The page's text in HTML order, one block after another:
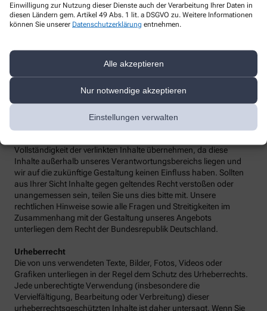
Einwilligung zur Nutzung dieser Dienste auch der Verarbeitung Ihrer Daten in
diesen Ländern gem. Artikel 49 Abs. 1 lit. a DSGVO zu. Weitere Informationen
können Sie unserer Datenschutzerklärung entnehmen.
Alle akzeptieren
Nur notwendige akzeptieren
Einstellungen verwalten
Weitere Hinweise
Wir sind weder verpflichtet noch bereit, an einem
Streitbeilegungsverfahren vor einer Verbraucherschlichtungsstelle
Wir sind für unsere Inhalte verantwortlich. Alle Inhalte werden mit
der gebotenen Sorgfalt und nach bestem Wissen erstellt. Soweit
Vollständigkeit der verlinkten Inhalte übernehmen, da diese
Inhalte außerhalb unseres Verantwortungsbereichs liegen und
wir auf die zukünftige Gestaltung keinen Einfluss haben. Sollten
aus Ihrer Sicht Inhalte gegen geltendes Recht verstoßen oder
unangemessen sein, teilen Sie uns dies bitte mit. Unsere
rechtlichen Hinweise sowie alle Fragen und Streitigkeiten im
Zusammenhang mit der Gestaltung unseres Angebots
unterliegen dem Recht der Bundesrepublik Deutschland.
Urheberrecht
Die von uns verwendeten Texte, Bilder, Fotos, Videos oder
Grafiken unterliegen in der Regel dem Schutz des Urheberrechts.
Jede unberechtigte Verwendung (insbesondere die
Vervielfältigung, Bearbeitung oder Verbreitung) dieser
urheberrechtsgeschützten Inhalte ist daher untersagt. Wenn Sie